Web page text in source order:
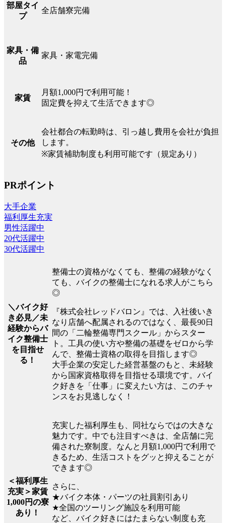
部屋タイ
プ
全店舗寮完備
家具・備
品
家具・家電完備
家賃
月額1,000円で利用可能！
固定費を抑えて生活できます◎
その他
会社都合の転勤時は、引っ越し費用を会社が負担
します。
※家賃補助制度も利用可能です（規定あり）
PRポイント
大手企業
福利厚生充実
男性活躍中
20代活躍中
30代活躍中
＼バイク好
き必見／未
経験からバ
イク整備士
を目指せ
る！
整備士の資格がなくても、整備の経験がなく
ても、バイクの整備士になれる求人がこちら
◎
『株式会社レッドバロン』では、入社後いき
なり店舗へ配属されるのではなく、最長90日
間の「二輪整備専門スクール」からスター
ト。工具の使い方や整備の基礎をゼロから学
んで、整備士資格の取得を目指します◎
大手企業の安定した経営基盤のもと、未経験
から国家資格取得を目指せる環境です。バイ
ク好きを「仕事」に変えたい方は、このチャ
ンスをお見逃しなく！
＜福利厚生
充実＞家賃
1,000円の寮
あり！
充実した福利厚生も、同社ならではの大きな
魅力です。中でも注目すべきは、全店舗に完
備された寮制度。なんと月額1,000円で利用で
きるため、生活コストをグッと抑えることが
できます◎
さらに、
★バイク本体・パーツの社員割引あり
★全国のツーリング施設を利用可能
など、バイク好きにはたまらない制度も充